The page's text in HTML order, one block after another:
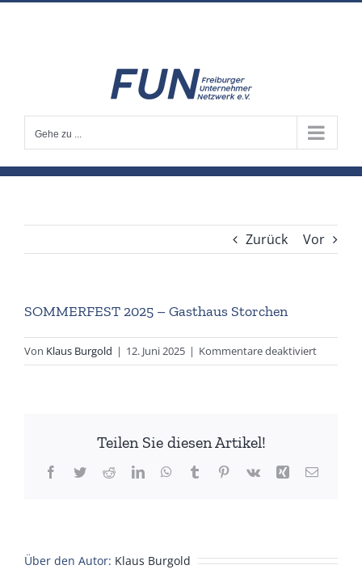
Gehe zu ...
Zurück Vor
SOMMERFEST 2025 – Gasthaus Storchen
Von Klaus Burgold | 12. Juni 2025 | Kommentare deaktiviertfür
Teilen Sie diesen Artikel!
Facebook
TwitterRedditLinkedInWhatsApp
TumblrPinterest
Vk Xing E-
Über den Autor: Klaus Burgold